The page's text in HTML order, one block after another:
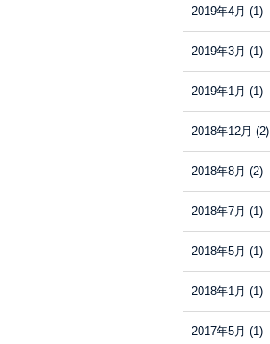
2019年4月 (1)
2019年3月 (1)
2019年1月 (1)
2018年12月 (2)
2018年8月 (2)
2018年7月 (1)
2018年5月 (1)
2018年1月 (1)
2017年5月 (1)